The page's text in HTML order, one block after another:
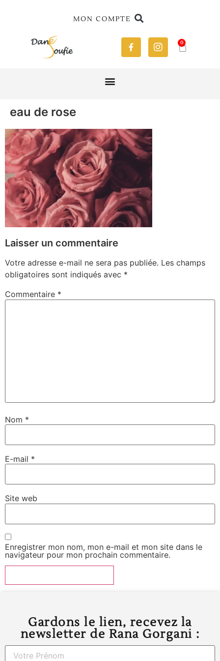
MON COMPTE
0
eau de rose
Laisser un commentaire
Votre adresse e-mail ne sera pas publiée. Les champs
obligatoires sont indiqués avec *
Commentaire *
Nom *
E-mail *
Site web
Enregistrer mon nom, mon e-mail et mon site dans le
navigateur pour mon prochain commentaire.
Gardons le lien, recevez la
newsletter de Rana Gorgani :